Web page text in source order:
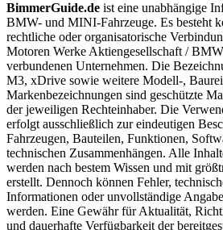
BimmerGuide.de ist eine unabhängige
BMW- und MINI-Fahrzeuge. Es besteht
rechtliche oder organisatorische
Motoren Werke Aktiengesellschaft /
verbundenen Unternehmen. Die
M3, xDrive sowie weitere Modell-,
Markenbezeichnungen sind geschützte
der jeweiligen Rechteinhaber. Die
erfolgt ausschließlich zur eindeutigen
Fahrzeugen, Bauteilen, Funktionen,
technischen Zusammenhängen. Alle
werden nach bestem Wissen und mit
erstellt. Dennoch können Fehler,
Informationen oder unvollständige
werden. Eine Gewähr für Aktualität,
und dauerhafte Verfügbarkeit der